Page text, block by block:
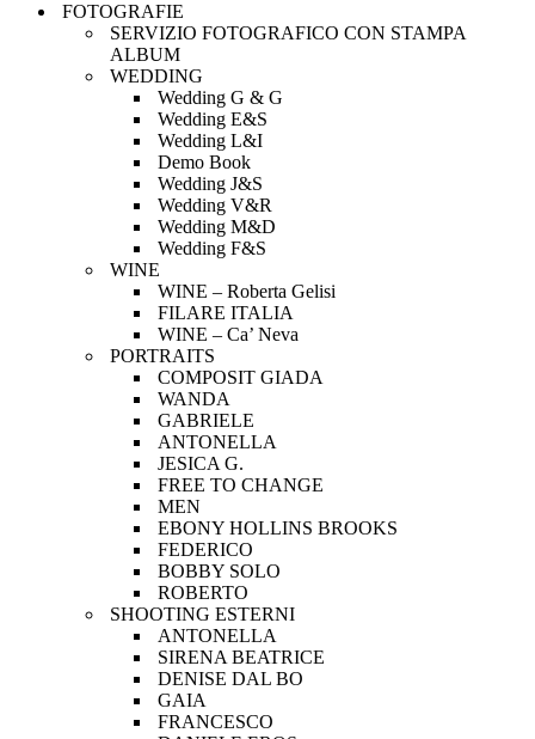
FOTOGRAFIE
SERVIZIO FOTOGRAFICO CON STAMPA
ALBUM
WEDDING
Wedding G & G
Wedding E&S
Wedding L&I
Demo Book
Wedding J&S
Wedding V&R
Wedding M&D
Wedding F&S
WINE
WINE – Roberta Gelisi
FILARE ITALIA
WINE – Ca’ Neva
PORTRAITS
COMPOSIT GIADA
WANDA
GABRIELE
ANTONELLA
JESICA G.
FREE TO CHANGE
MEN
EBONY HOLLINS BROOKS
FEDERICO
BOBBY SOLO
ROBERTO
SHOOTING ESTERNI
ANTONELLA
SIRENA BEATRICE
DENISE DAL BO
GAIA
FRANCESCO